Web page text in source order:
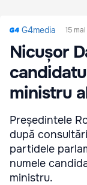
G4media 15
Nicușor
ministru
Președintele
după
partidele
numele
ministru.